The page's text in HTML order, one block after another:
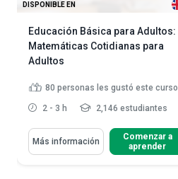
DISPONIBLE EN
Educación Básica para Adultos:
Matemáticas Cotidianas para
Adultos
80 personas les gustó este curso
2 - 3 h 2,146 estudiantes
Más información
Comenzar a
aprender